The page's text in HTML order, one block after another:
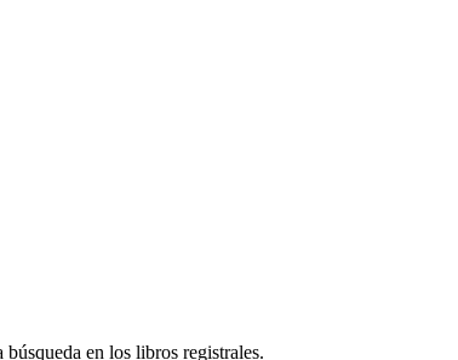
en los libros registrales.